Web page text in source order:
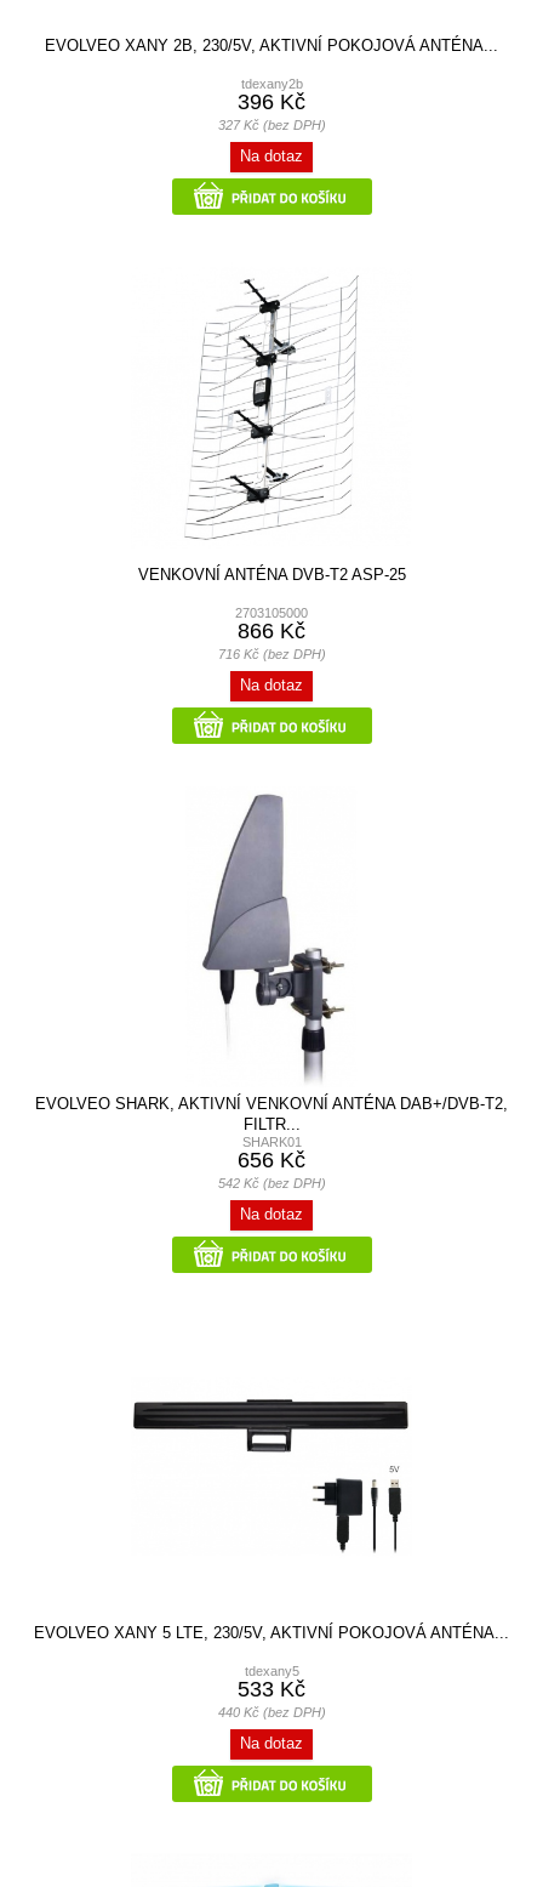
EVOLVEO XANY 2B, 230/5V, AKTIVNÍ POKOJOVÁ ANTÉNA...
tdexany2b
396 Kč
327 Kč (bez DPH)
Na dotaz
VENKOVNÍ ANTÉNA DVB-T2 ASP-25
2703105000
866 Kč
716 Kč (bez DPH)
Na dotaz
EVOLVEO SHARK, AKTIVNÍ VENKOVNÍ ANTÉNA DAB+/DVB-T2,
FILTR...
SHARK01
656 Kč
542 Kč (bez DPH)
Na dotaz
EVOLVEO XANY 5 LTE, 230/5V, AKTIVNÍ POKOJOVÁ ANTÉNA...
tdexany5
533 Kč
440 Kč (bez DPH)
Na dotaz